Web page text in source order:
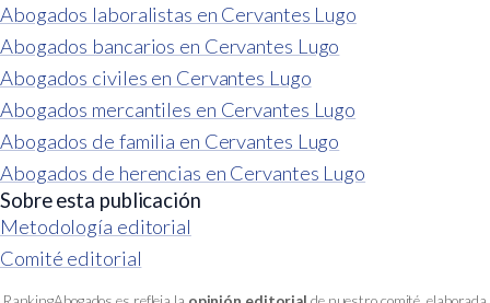
Abogados laboralistas en Cervantes Lugo
Abogados bancarios en Cervantes Lugo
Abogados civiles en Cervantes Lugo
Abogados mercantiles en Cervantes Lugo
Abogados de familia en Cervantes Lugo
Abogados de herencias en Cervantes Lugo
Sobre esta publicación
Metodología editorial
Comité editorial